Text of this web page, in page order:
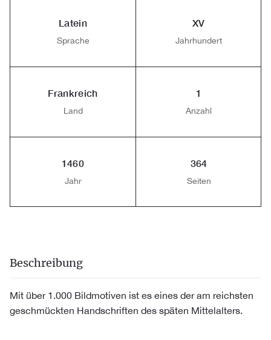
Latein
Sprache
XV
Jahrhundert
Frankreich
Land
1
Anzahl
1460
Jahr
364
Seiten
Beschreibung
Mit über 1.000 Bildmotiven ist es eines der am reichsten
geschmückten Handschriften des späten Mittelalters.